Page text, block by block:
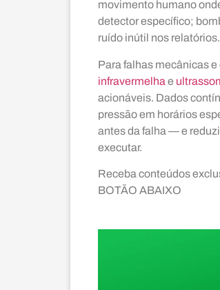
movimento humano
detector específico;
ruído inútil nos relatórios.
Para falhas mecânicas
infravermelha e
acionáveis. Dados
pressão em horários
antes da falha — e
executar.
Receba conteúdos
BOTÃO ABAIXO